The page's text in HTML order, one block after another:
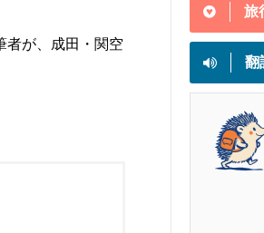
者が、成田・関空
旅
翻